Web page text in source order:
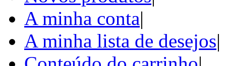
A minha conta|
A minha lista de desejos|